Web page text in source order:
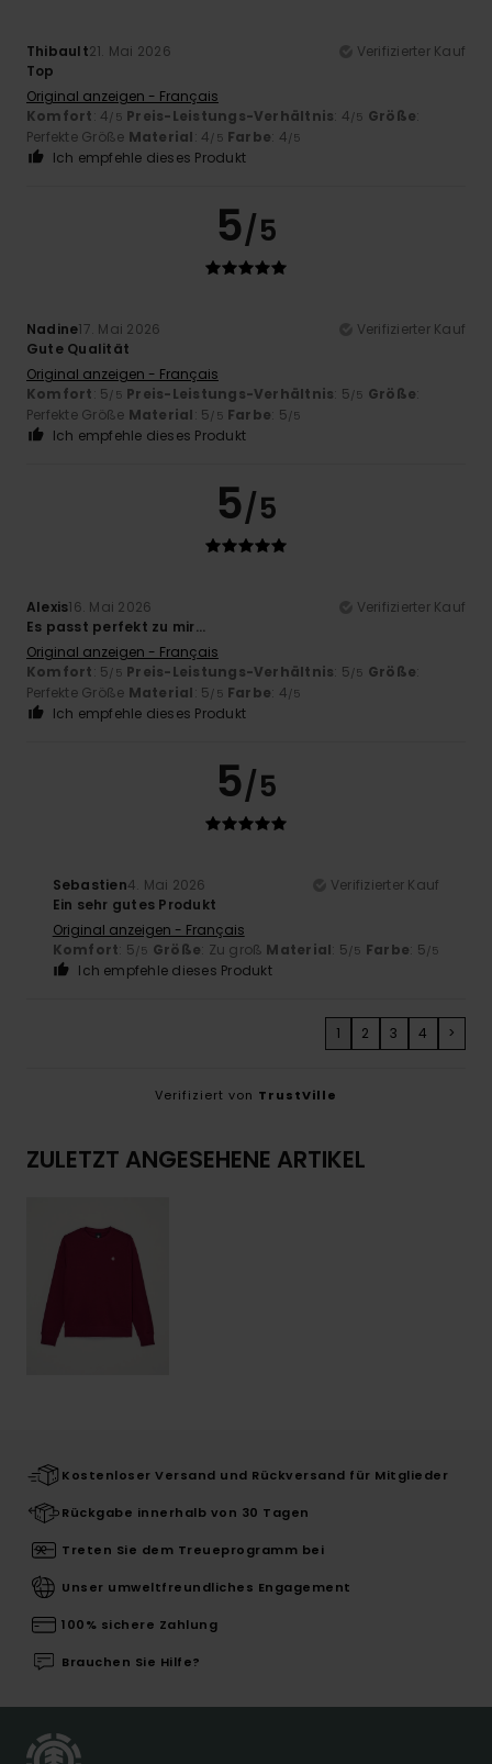
Thibault21. Mai 2026
Verifizierter Kauf
Top
Original anzeigen - Français
Komfort: 4 /5 Preis-Leistungs-Verhältnis: 4 /5 Größe:
Perfekte Größe Material: 4 /5 Farbe: 4 /5
Ich empfehle dieses Produkt
5/5
Nadine17. Mai 2026
Verifizierter Kauf
Gute Qualität
Original anzeigen - Français
Komfort: 5 /5 Preis-Leistungs-Verhältnis: 5 /5 Größe:
Perfekte Größe Material: 5 /5 Farbe: 5 /5
Ich empfehle dieses Produkt
5/5
Alexis16. Mai 2026
Verifizierter Kauf
Es passt perfekt zu mir...
Original anzeigen - Français
Komfort: 5 /5 Preis-Leistungs-Verhältnis: 5 /5 Größe:
Perfekte Größe Material: 5 /5 Farbe: 4 /5
Ich empfehle dieses Produkt
5/5
Sebastien4. Mai 2026
Verifizierter Kauf
Ein sehr gutes Produkt
Original anzeigen - Français
Komfort: 5 /5 Größe: Zu groß Material: 5 /5 Farbe: 5 /5
Ich empfehle dieses Produkt
1 2 3 4 >
Verifiziert von TrustVille
ZULETZT ANGESEHENE ARTIKEL
Kostenloser Versand und Rückversand für Mitglieder
Rückgabe innerhalb von 30 Tagen
Treten Sie dem Treueprogramm bei
Unser umweltfreundliches Engagement
100% sichere Zahlung
Brauchen Sie Hilfe?